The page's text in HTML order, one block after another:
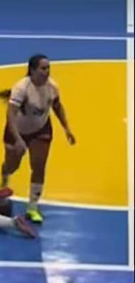
ihtimali
kanıtlanmış bir sonuç
bir ihtimal
kız çocuğu
gelmesi beklenen
en
Alahia nerede ve